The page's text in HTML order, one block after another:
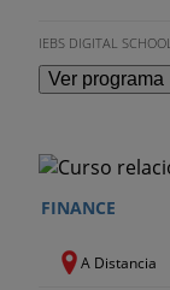
IEBS DIGITAL SCHOOL
Ver programa
FINANCE
A Distancia